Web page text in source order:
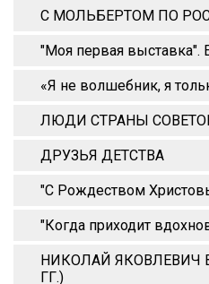
С МОЛЬБЕРТОМ ПО
"Моя первая выставка".
«Я не волшебник, я
ЛЮДИ СТРАНЫ
ДРУЗЬЯ ДЕТСТВА
"С Рождеством
"Когда приходит
НИКОЛАЙ ЯКОВЛЕВИЧ
ГГ.)